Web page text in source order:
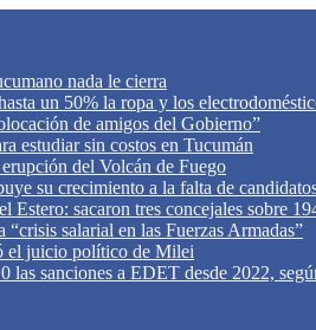
nada le cierra
un 50% la ropa y los
de amigos del Gobierno”
estudiar sin costos en Tucumán
del Volcán de Fuego
su crecimiento a la falta de
Estero: sacaron tres concejales sobre
salarial en las Fuerzas Armadas”
el juicio político de Milei
las sanciones a EDET desde 2022,